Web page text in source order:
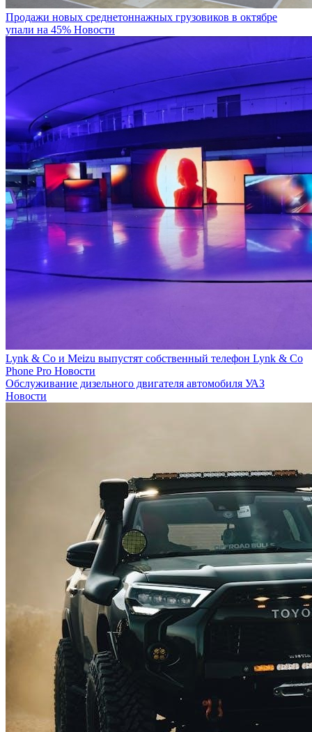
Продажи новых среднетоннажных грузовиков в октябре
упали на 45% Новости
Lynk & Co и Meizu выпустят собственный телефон Lynk & Co
Phone Pro Новости
Обслуживание дизельного двигателя автомобиля УАЗ
Новости